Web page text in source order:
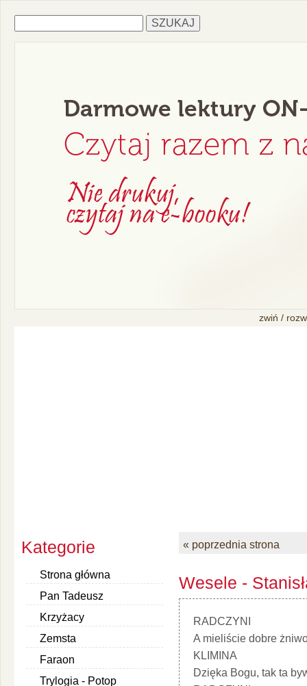
zwiń /
Kategorie
Strona główna
Pan Tadeusz
Krzyżacy
Zemsta
Faraon
Trylogia - Potop
« poprzednia strona
Wesele -
RADCZYNI
A mieliście dobre
KLIMINA
Dzięka Bogu, tak ta